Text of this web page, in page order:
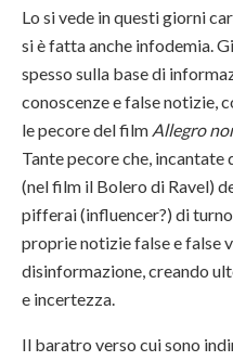
Lo si vede in questi giorni
si è fatta anche infodemia.
spesso sulla base di
conoscenze e false notizie,
le pecore del film Allegro
Tante pecore che, incantate
(nel film il Bolero di Ravel)
pifferai (influencer?) di
proprie notizie false e false
disinformazione, creando
e incertezza.
Il baratro verso cui sono